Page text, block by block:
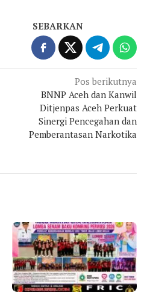
SEBARKAN
Pos berikutnya
BNNP Aceh dan Kanwil
Ditjenpas Aceh Perkuat
Sinergi Pencegahan dan
Pemberantasan Narkotika